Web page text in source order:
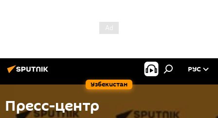
Узбекистан
РУС
Пресс-центр